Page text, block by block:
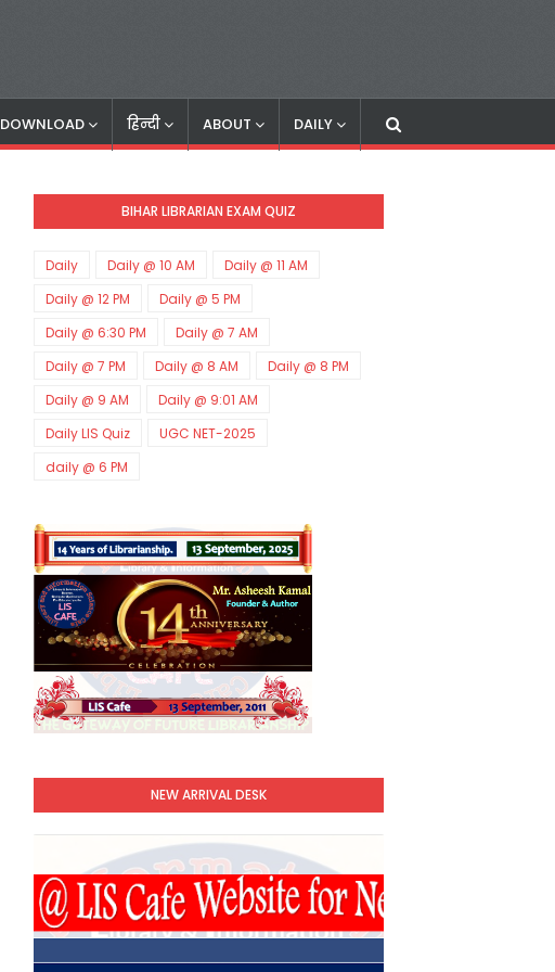
DOWNLOAD हिन्दी ABOUT DAILY
BIHAR LIBRARIAN EXAM QUIZ
Daily Daily @ 10 AM
Daily @ 11 AM
Daily @ 12 PM
Daily @ 5 PM
Daily @ 6:30 PM
Daily @ 7 AM
Daily @ 7 PM
Daily @ 8 AM
Daily @ 8 PM
Daily @ 9 AM
Daily @ 9:01 AM
Daily LIS Quiz
UGC NET-2025
daily @ 6 PM
NEW ARRIVAL DESK